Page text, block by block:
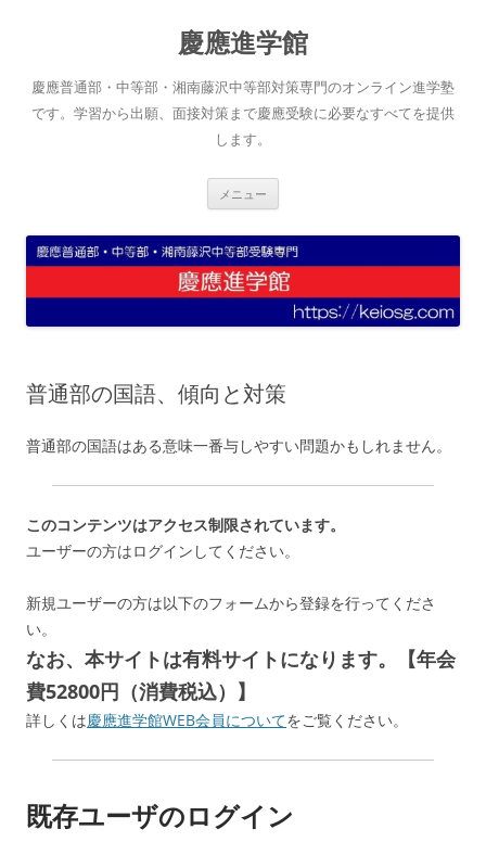
へ
ス
キ
慶應進学館
慶應普通部・中等部・湘南藤沢中等部対策専門のオンライン進学塾
です。学習から出願、面接対策まで慶應受験に必要なすべてを提供
します。
メニュー
普通部の国語、傾向と対策
普通部の国語はある意味一番与しやすい問題かもしれません。
このコンテンツはアクセス制限されています。
ユーザーの方はログインしてください。
新規ユーザーの方は以下のフォームから登録を行ってくださ
い。
なお、本サイトは有料サイトになります。【年会
費52800円（消費税込）】
詳しくは慶應進学館WEB会員についてをご覧ください。
既存ユーザのログイン